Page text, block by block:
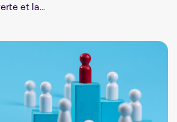
et la...